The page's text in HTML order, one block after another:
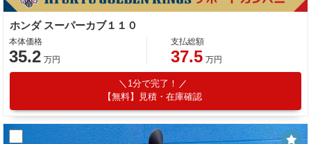
ホンダ スーパーカブ１１０
本体価格
35.2 万円
支払総額
37.5 万円
1分で完了！
【無料】見積・在庫確認